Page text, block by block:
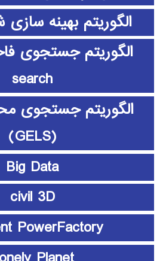
الگوریتم بهینه سازی
search
الگوریتم جستجوی
(GELS)
Big Data
civil 3D
PowerFactory